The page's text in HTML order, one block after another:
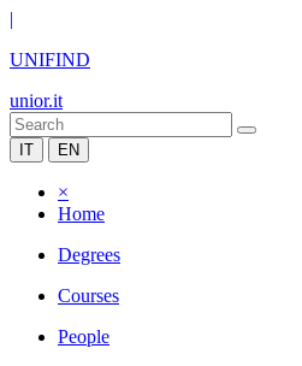
|
UNIFIND
unior.it
IT EN
×
Home
Degrees
Courses
People